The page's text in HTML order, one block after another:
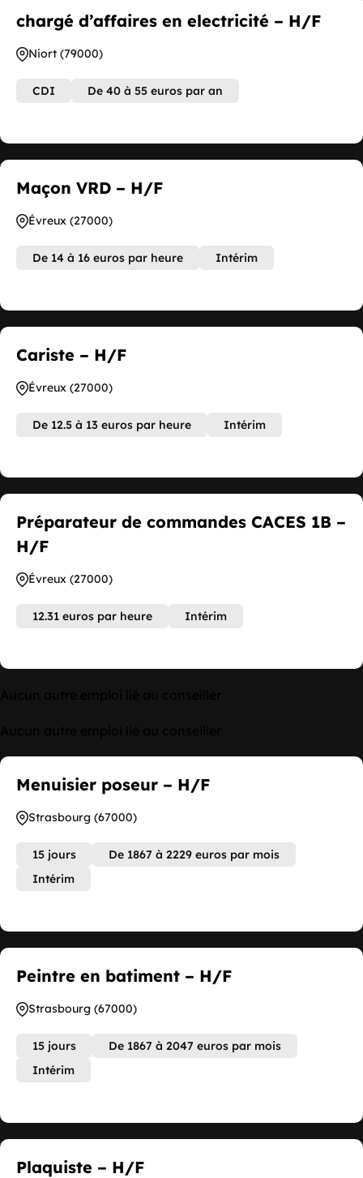
chargé d’affaires en electricité – H/F
Niort (79000)
CDI De 40 à 55 euros par an
Maçon VRD – H/F
Évreux (27000)
De 14 à 16 euros par heure Intérim
Cariste – H/F
Évreux (27000)
De 12.5 à 13 euros par heure Intérim
Préparateur de commandes CACES 1B –
H/F
Évreux (27000)
12.31 euros par heure Intérim
Menuisier poseur – H/F
Strasbourg (67000)
15 jours
De 1867 à 2229 euros par mois
Intérim
Peintre en batiment – H/F
Strasbourg (67000)
15 jours
De 1867 à 2047 euros par mois
Intérim
Plaquiste – H/F